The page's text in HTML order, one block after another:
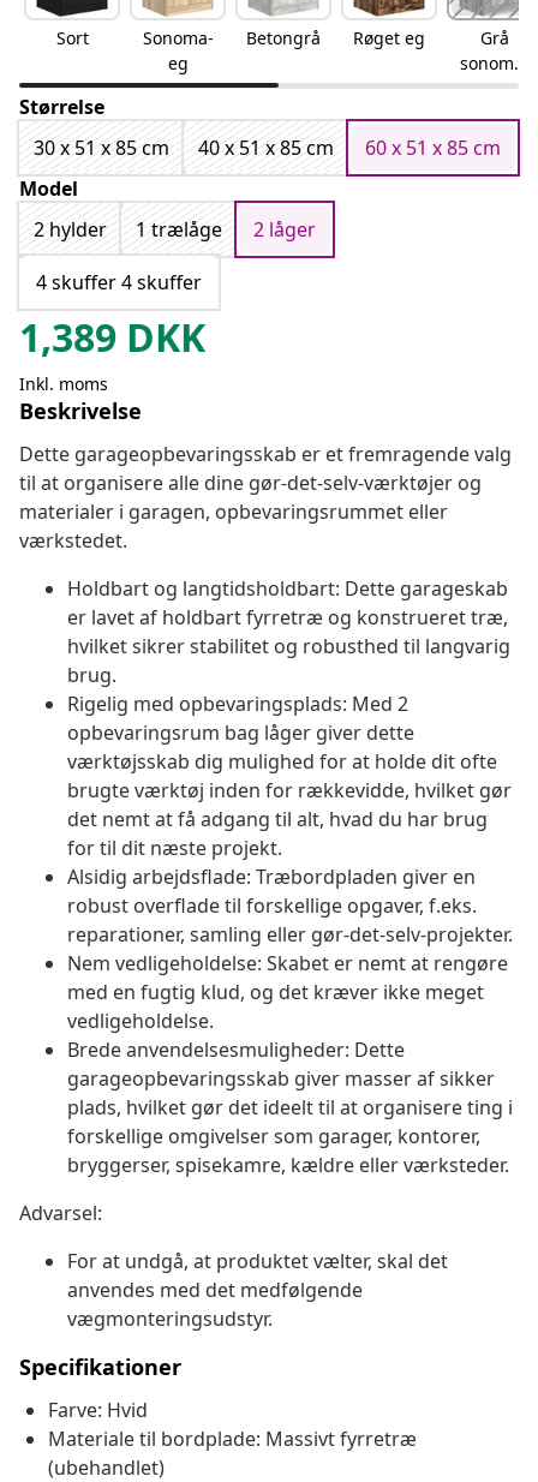
Sort
Sonoma-
eg
Betongrå Røget eg
Grå
sonoma-
eg
Størrelse
30 x 51 x 85 cm
40 x 51 x 85 cm
60 x 51 x 85 cm
Model
2 hylder
1 trælåge
2 låger
4 skuffer 4 skuffer
1,389 DKK
Inkl. moms
Beskrivelse
Dette garageopbevaringsskab er et fremragende valg
til at organisere alle dine gør-det-selv-værktøjer og
materialer i garagen, opbevaringsrummet eller
værkstedet.
Holdbart og langtidsholdbart: Dette garageskab
er lavet af holdbart fyrretræ og konstrueret træ,
hvilket sikrer stabilitet og robusthed til langvarig
brug.
Rigelig med opbevaringsplads: Med 2
opbevaringsrum bag låger giver dette
værktøjsskab dig mulighed for at holde dit ofte
brugte værktøj inden for rækkevidde, hvilket gør
det nemt at få adgang til alt, hvad du har brug
for til dit næste projekt.
Alsidig arbejdsflade: Træbordpladen giver en
robust overflade til forskellige opgaver, f.eks.
reparationer, samling eller gør-det-selv-projekter.
Nem vedligeholdelse: Skabet er nemt at rengøre
med en fugtig klud, og det kræver ikke meget
vedligeholdelse.
Brede anvendelsesmuligheder: Dette
garageopbevaringsskab giver masser af sikker
plads, hvilket gør det ideelt til at organisere ting i
forskellige omgivelser som garager, kontorer,
bryggerser, spisekamre, kældre eller værksteder.
Advarsel:
For at undgå, at produktet vælter, skal det
anvendes med det medfølgende
vægmonteringsudstyr.
Specifikationer
Farve: Hvid
Materiale til bordplade: Massivt fyrretræ
(ubehandlet)